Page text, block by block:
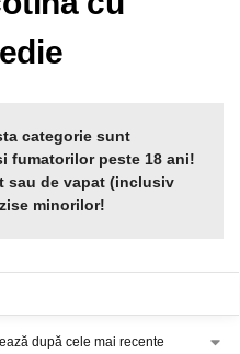
categorie sunt
fumatorilor peste 18 ani!
sau de vapat (inclusiv
minorilor!